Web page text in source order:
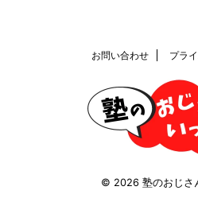
お問い合わせ プラ
© 2026 塾のおじさ